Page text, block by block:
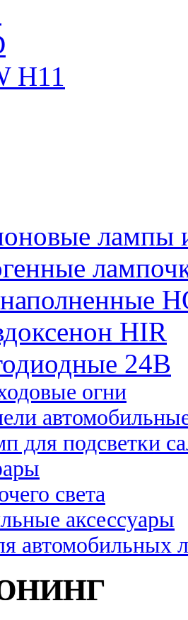
H11
лампы
HIR
24B
огни
для подсветки
света
аксессуары
автомобильных